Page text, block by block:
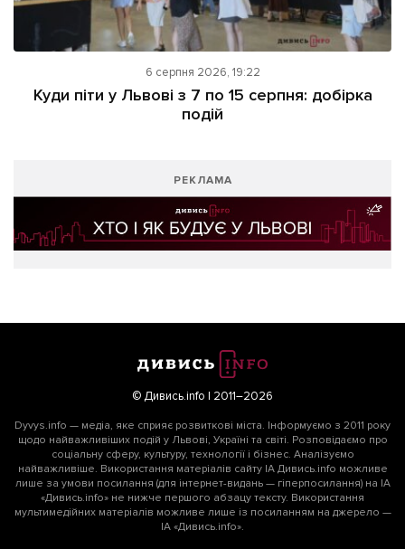
6 серпня 2026, 19:22
Куди піти у Львові з 7 по 15 серпня: добірка
подій
РЕКЛАМА
© Дивись.info | 2011–2026
Dyvys.info — медіа, яке сприяє розвиткові міста. Інформуємо з 2011 року
щодо найважливіших подій у Львові, Україні та світі. Розповідаємо про
соціальну сферу, культуру, технології і бізнес. Аналізуємо
найважливіше. Використання матеріалів сайту ІА Дивись.info можливе
лише за умови посилання (для інтернет-видань — гіперпосилання) на ІА
«Дивись.info» не нижче першого абзацу тексту. Використання
мультимедійних матеріалів можливе лише із посиланням на джерело —
ІА «Дивись.info».